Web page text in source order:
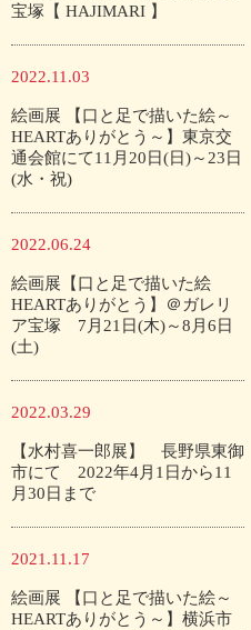
宝塚【 HAJIMARI 】
2022.11.03
絵画展 【口と足で描いた絵～
HEARTありがとう～】東京交
通会館にて11月20日(日)～23日
(水・祝)
2022.06.24
絵画展【口と足で描いた絵
HEARTありがとう】＠ガレリ
ア宝塚 7月21日(木)～8月6日
(土)
2022.03.29
【水村喜一郎展】 長野県東御
市にて 2022年4月1日から11
月30日まで
2021.11.17
絵画展 【口と足で描いた絵～
HEARTありがとう～】横浜市